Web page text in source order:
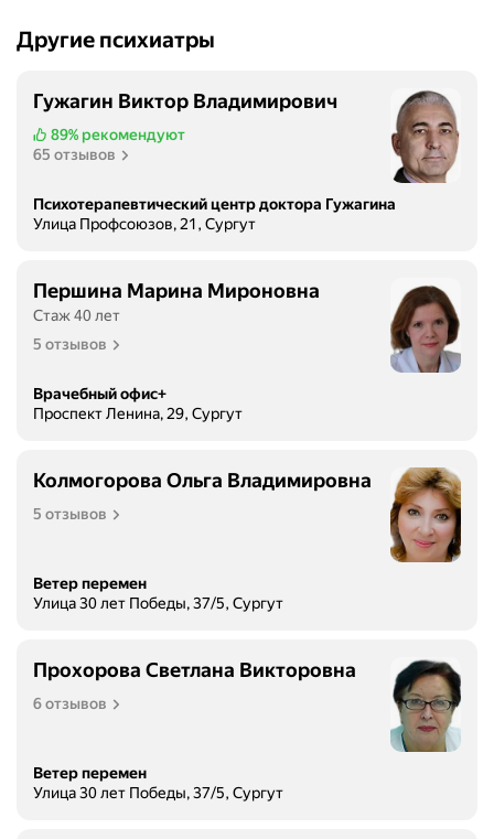
Другие психиатры
Гужагин Виктор Владимирович
89% рекомендуют
65 отзывов
Психотерапевтический центр доктора Гужагина
Улица Профсоюзов, 21, Сургут
Першина Марина Мироновна
Стаж 40 лет
5 отзывов
Врачебный офис+
Проспект Ленина, 29, Сургут
Колмогорова Ольга Владимировна
5 отзывов
Ветер перемен
Улица 30 лет Победы, 37/5, Сургут
Прохорова Светлана Викторовна
6 отзывов
Ветер перемен
Улица 30 лет Победы, 37/5, Сургут